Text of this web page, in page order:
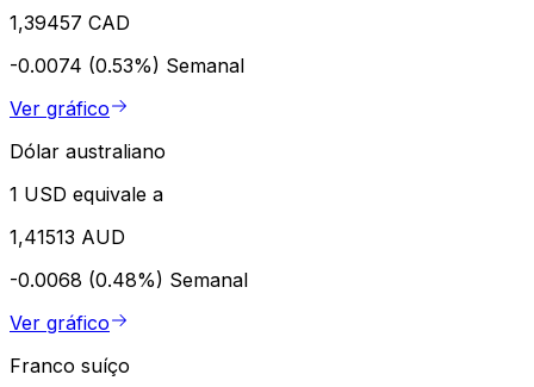
1,39457 CAD
-0.0074 (0.53%) Semanal
Ver gráfico
Dólar australiano
1 USD equivale a
1,41513 AUD
-0.0068 (0.48%) Semanal
Ver gráfico
Franco suíço